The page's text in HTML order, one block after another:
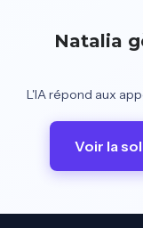
Natalia
L'IA répond aux
Voir la